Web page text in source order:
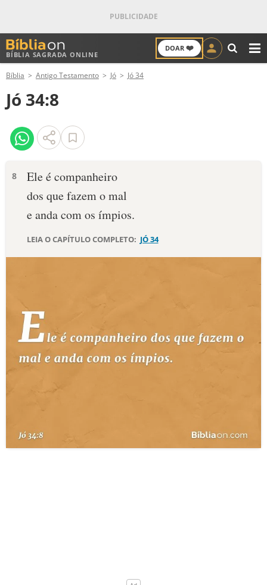
BÍBLIA SAGRADA ONLINE
DOAR ❤️
ANTIGO TESTAMENTO
NOVO TESTAMENTO
VERSÍCULOS
PALAVRA DO DIA
DEVOCIONAL DIÁRIO
ESTUDOS BÍBLICOS
ESBOÇOS DE PREGAÇÃO
TERMO BÍBLICO
Bíblia Antigo Testamento Jó Jó 34
Jó 34:8
8
Ele é companheiro
dos que fazem o mal
e anda com os ímpios.
LEIA O CAPÍTULO COMPLETO: JÓ 34